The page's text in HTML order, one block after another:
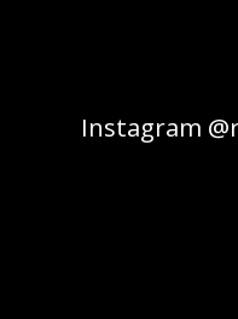
Instagram